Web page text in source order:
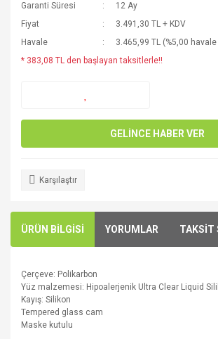
Garanti Süresi
12 Ay
Fiyat
3.491,30 TL + KDV
Havale
3.465,99 TL (%5,00
* 383,08 TL den başlayan taksitlerle!!
GELİNCE HABER VER
Karşılaştır
ÜRÜN BİLGİSİ YORUMLAR TAKSİT
Çerçeve: Polikarbon
Yüz malzemesi: H ipoalerjenik Ultra Clear Liquid
Kayış: Silikon
Tempered glass cam
Maske kutulu